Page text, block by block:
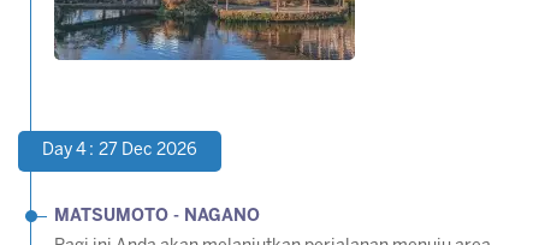
Day 4 : 27 Dec 2026
MATSUMOTO - NAGANO